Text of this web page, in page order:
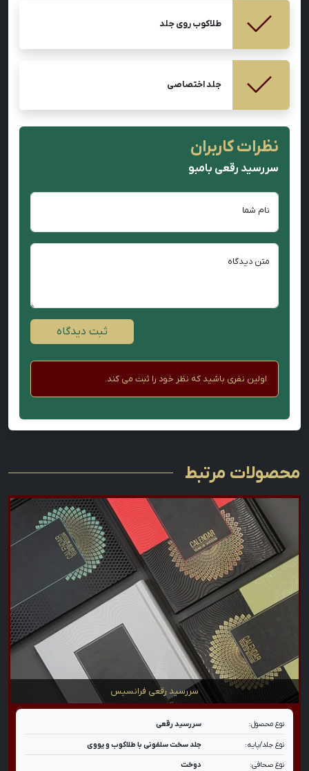
طلاکوب روی جلد
جلد اختصاصی
نظرات کاربران
سررسید رقعی بامبو
نام شما
متن دیدگاه
ثبت دیدگاه
اولین نفری باشید که نظر خود را ثبت می کند.
محصولات مرتبط
سررسید رقعی فرانسیس
نوع محصول: سررسید رقعی
نوع جلد/پایه: جلد سخت سلفونی با طلاکوب و یووی
نوع صحافی: دوخت